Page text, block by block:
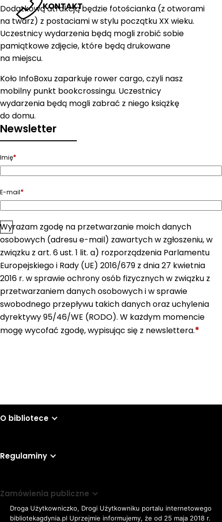
KONTAKT
Dodatkową atrakcją będzie fotościanka (z otworami
na twarz) z postaciami w stylu początku XX wieku.
Uczestnicy wydarzenia będą mogli zrobić sobie
pamiątkowe zdjęcie, które będą drukowane
na miejscu.
Koło InfoBoxu zaparkuje rower cargo, czyli nasz
mobilny punkt bookcrossingu. Uczestnicy
wydarzenia będą mogli zabrać z niego książkę
do domu.
Newsletter
Imię*
E-mail*
Zgoda*
Wyrażam zgodę na przetwarzanie moich danych
osobowych (adresu e-mail) zawartych w zgłoszeniu, w
związku z art. 6 ust. 1 lit. a) rozporządzenia Parlamentu
Europejskiego i Rady (UE) 2016/679 z dnia 27 kwietnia
2016 r. w sprawie ochrony osób fizycznych w związku z
przetwarzaniem danych osobowych i w sprawie
swobodnego przepływu takich danych oraz uchylenia
dyrektywy 95/46/WE (RODO). W każdym momencie
mogę wycofać zgodę, wypisując się z newslettera.*
O bibliotece
Regulaminy
Zamówienia publiczne
Droga Użytkowniczko, Drogi Użytkowniku portalu internetowego
bibliotekagdynia.pl Uprzejmie informujemy, że od 25 maja 2018 r.